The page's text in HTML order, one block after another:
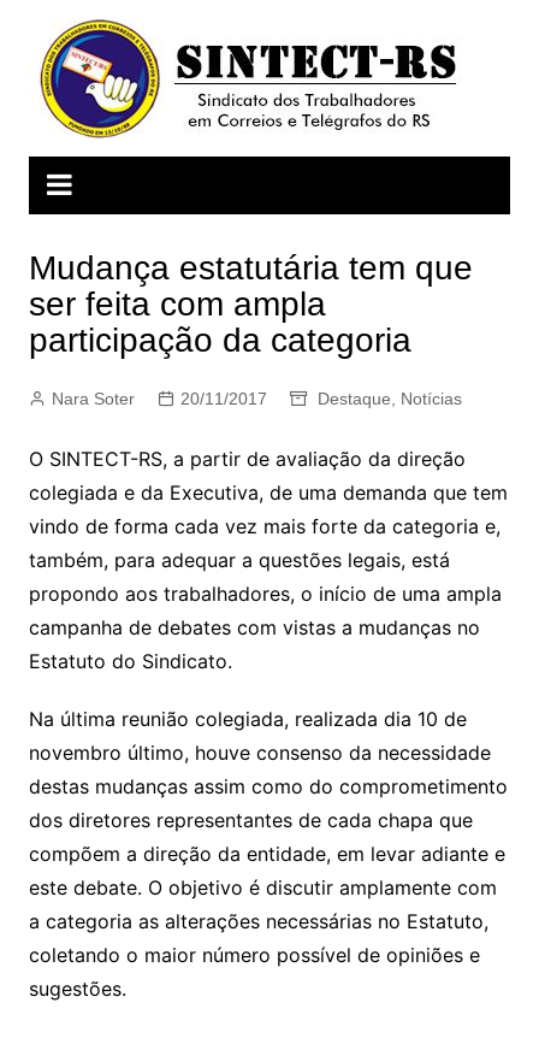
conteúdo
Mudança estatutária tem que
ser feita com ampla
participação da categoria
Nara Soter 20/11/2017 Destaque Notícias
O SINTECT-RS, a partir de avaliação da direção
colegiada e da Executiva, de uma demanda que tem
vindo de forma cada vez mais forte da categoria e,
também, para adequar a questões legais, está
propondo aos trabalhadores, o início de uma ampla
campanha de debates com vistas a mudanças no
Estatuto do Sindicato.
Na última reunião colegiada, realizada dia 10 de
novembro último, houve consenso da necessidade
destas mudanças assim como do comprometimento
dos diretores representantes de cada chapa que
compõem a direção da entidade, em levar adiante e
este debate. O objetivo é discutir amplamente com
a categoria as alterações necessárias no Estatuto,
coletando o maior número possível de opiniões e
sugestões.